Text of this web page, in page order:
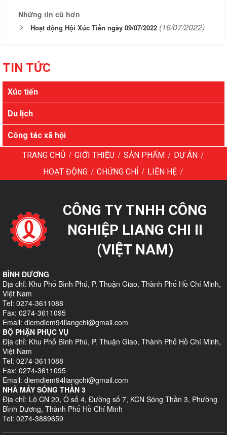
Những tin cũ hơn
Hoạt động Hội Xúc Tiến ngày 09/07/2022 (16/07/2022)
TIN TỨC
Xúc tiến
Du lịch
Công tác xã hội
TRANG CHỦ / GIỚI THIỆU / SẢN PHẨM / DỰ ÁN /
HOẠT ĐỘNG / CHỨNG CHỈ / LIÊN HỆ /
CÔNG TY TNHH CÔNG
NGHIỆP LIANG CHI II
(VIỆT NAM)
BÌNH DƯƠNG
Địa chỉ: Khu Phố Bình Phú, P. Thuận Giao, Thành Phố Hồ Chí Minh,
Việt Nam
Tel: 0274-3611088
Fax: 0274-3611095
Email: diemdiem94liangchi@gmail.com
BỘ PHẬN PHỤC VỤ
Địa chỉ: Khu Phố Bình Phú, P. Thuận Giao, Thành Phố Hồ Chí Minh,
Việt Nam
Tel: 0274-3611088
Fax: 0274-3611095
Email: diemdiem94liangchi@gmail.com
NHÀ MÁY SÓNG THẦN 3
Địa chỉ: Lô CN 20, Ô số 4, Đường số 7, KCN Sóng Thần 3, Phường
Bình Dương, Thành Phố Hồ Chí Minh
Tel: 0274-3889659